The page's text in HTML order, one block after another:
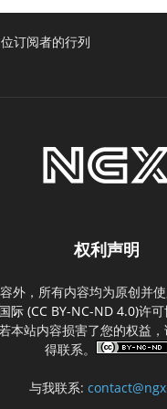
订阅者的行列
权利声明
外，所有内容均为原创并
际 (CC BY-NC-ND 4.0)许
本站内容损害了您的权益
得联系。
与我联系: